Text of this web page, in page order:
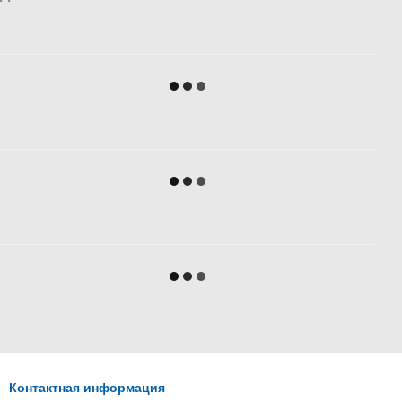
Контактная информация